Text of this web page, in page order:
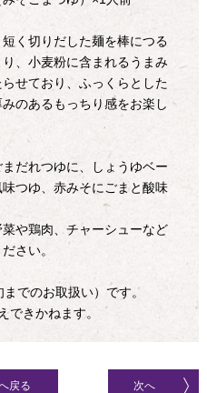
く切りだした麺を棒につる
、小麦粉に含まれるうまみ
せており、ふっくらとした
のあるもっちり感をお楽し
だれつゆに、しょうゆベー
つゆ、赤みそにごまと酸味
や鶏肉、チャーシューなど
さい。
でのお取扱い）です。
できかねます。
戻る 次へ